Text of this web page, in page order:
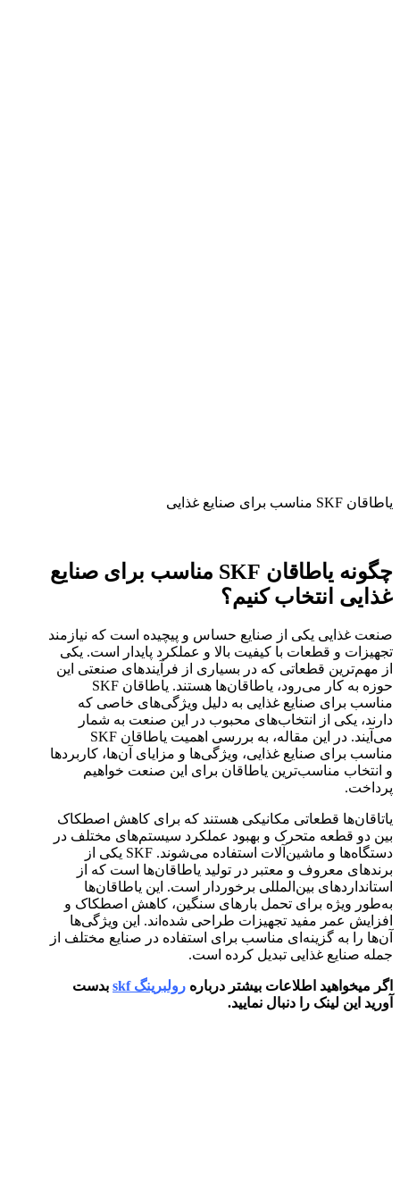
یاطاقان SKF مناسب برای صنایع غذایی
چگونه یاطاقان SKF مناسب برای صنایع
غذایی انتخاب کنیم؟
صنعت غذایی یکی از صنایع حساس و پیچیده است که نیازمند
تجهیزات و قطعات با کیفیت بالا و عملکرد پایدار است. یکی
از مهم‌ترین قطعاتی که در بسیاری از فرآیندهای صنعتی این
حوزه به کار می‌رود، یاطاقان‌ها هستند. یاطاقان SKF
مناسب برای صنایع غذایی به دلیل ویژگی‌های خاصی که
دارند، یکی از انتخاب‌های محبوب در این صنعت به شمار
می‌آیند. در این مقاله، به بررسی اهمیت یاطاقان SKF
مناسب برای صنایع غذایی، ویژگی‌ها و مزایای آن‌ها، کاربردها
و انتخاب مناسب‌ترین یاطاقان برای این صنعت خواهیم
پرداخت.
یاتاقان‌ها قطعاتی مکانیکی هستند که برای کاهش اصطکاک
بین دو قطعه متحرک و بهبود عملکرد سیستم‌های مختلف در
دستگاه‌ها و ماشین‌آلات استفاده می‌شوند. SKF یکی از
برندهای معروف و معتبر در تولید یاطاقان‌ها است که از
استانداردهای بین‌المللی برخوردار است. این یاطاقان‌ها
به‌طور ویژه برای تحمل بارهای سنگین، کاهش اصطکاک و
افزایش عمر مفید تجهیزات طراحی شده‌اند. این ویژگی‌ها
آن‌ها را به گزینه‌ای مناسب برای استفاده در صنایع مختلف از
جمله صنایع غذایی تبدیل کرده است.
اگر میخواهید اطلاعات بیشتر درباره رولبرینگ skf
بدست
آورید این لینک را دنبال نمایید.